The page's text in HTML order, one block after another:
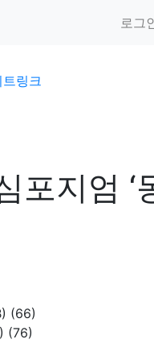
로그
링크
포지엄 ‘
(66)
(76)